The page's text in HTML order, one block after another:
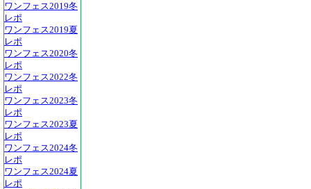
ワンフェス2019冬
レポ
ワンフェス2019夏
レポ
ワンフェス2020冬
レポ
ワンフェス2022冬
レポ
ワンフェス2023冬
レポ
ワンフェス2023夏
レポ
ワンフェス2024冬
レポ
ワンフェス2024夏
レポ